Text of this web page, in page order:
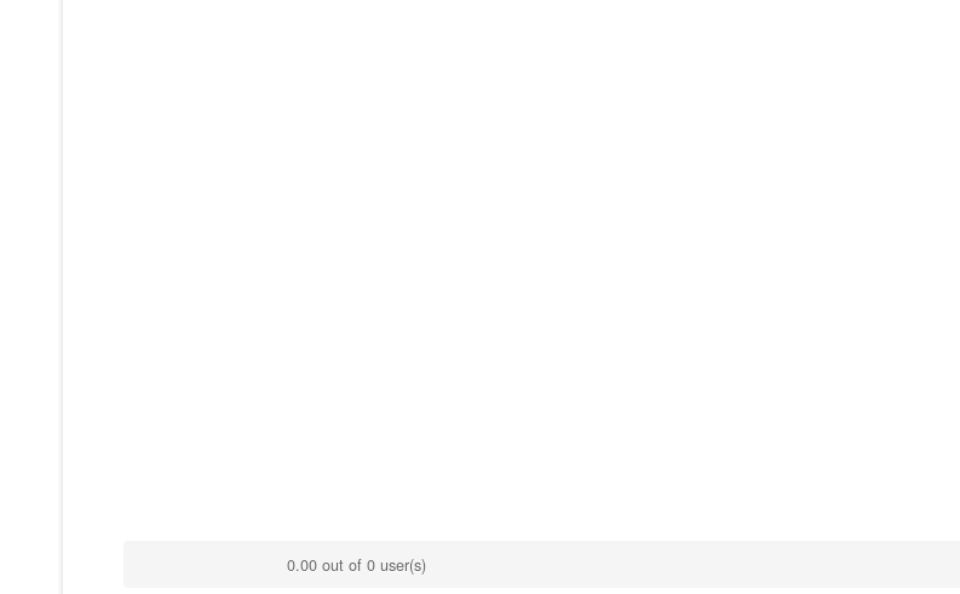
0.00 out of 0 user(s)